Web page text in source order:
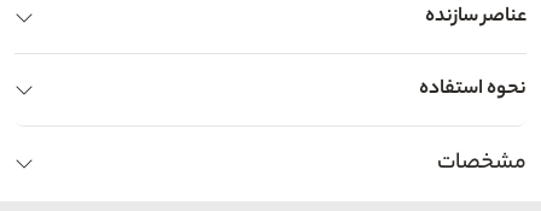
عناصر سازنده
نحوه استفاده
مشخصات